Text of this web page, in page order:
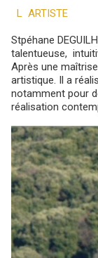
L ARTISTE
Stpéhane
talentueuse,
Après une
artistique. Il a
notamment pour
réalisation